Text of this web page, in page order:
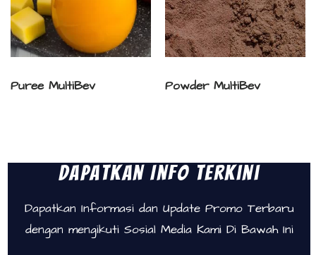
Puree MultiBev Powder MultiBev
Dapatkan Info Terkini
Dapatkan Informasi dan Update Promo Terbaru
dengan mengikuti Sosial Media Kami Di Bawah Ini